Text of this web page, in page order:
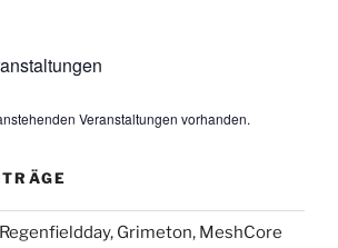
Veranstaltungen vorhanden.
Grimeton, MeshCore